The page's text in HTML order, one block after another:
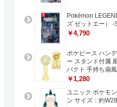
Pokémon
ズ ゼットエー） -
￥4,790
ポケピース ハン
ー スタンド付属
パクト 手持ち扇
プレゼントに最適
￥1,280
ユニック ポケモ
ン サイズ：約